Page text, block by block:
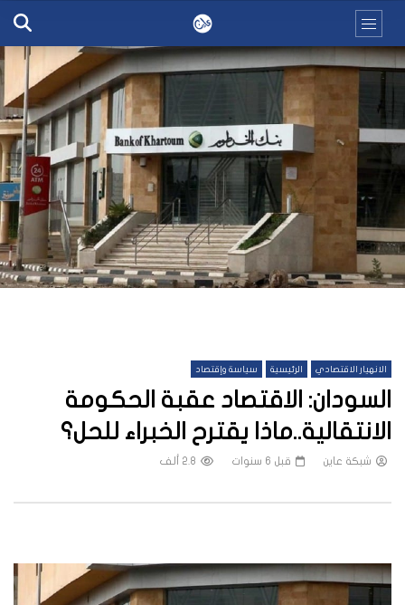
الانهيار الاقتصادي الرئيسية سياسة وإقتصاد
السودان: الاقتصاد عقبة الحكومة
الانتقالية..ماذا يقترح الخبراء للحل؟
شبكة عاين قبل 6 سنوات 2.8 ألف